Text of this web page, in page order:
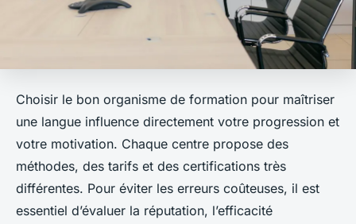
Choisir le bon organisme de formation pour maîtriser
une langue influence directement votre progression et
votre motivation. Chaque centre propose des
méthodes, des tarifs et des certifications très
différentes. Pour éviter les erreurs coûteuses, il est
essentiel d’évaluer la réputation, l’efficacité